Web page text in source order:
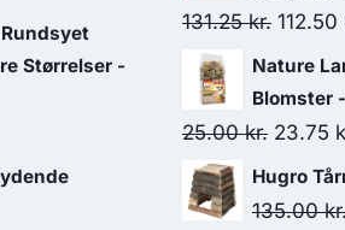
Størrelser -
131.25kr. Den
pris
var:
112.50
Nature
Blomster
25.00kr. Den
pris
23.75
Hugro
135.00